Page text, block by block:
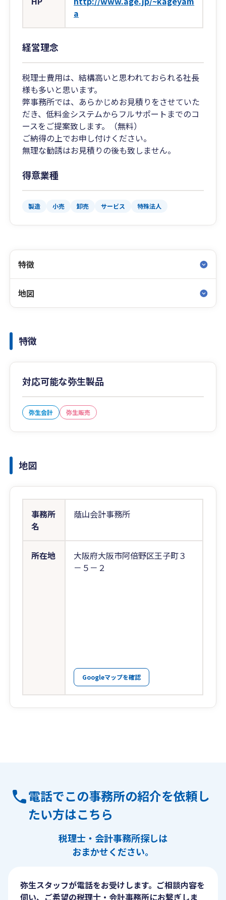
a
経営理念
税理士費用は、結構高いと思われておられる社長
様も多いと思います。
弊事務所では、あらかじめお見積りをさせていた
だき、低料金システムからフルサポートまでのコ
ースをご提案致します。（無料）
ご納得の上でお申し付けください。
無理な勧誘はお見積りの後も致しません。
得意業種
製造 小売 卸売 サービス 特殊法人
特徴
地図
特徴
対応可能な弥生製品
弥生会計 弥生販売
地図
事務所
名
蔭山会計事務所
所在地
大阪府大阪市阿倍野区王子町３
－５－２
Googleマップを確認
電話でこの事務所の紹介を依頼し
たい方はこちら
税理士・会計事務所探しは
おまかせください。
弥生スタッフが電話をお受けします。ご相談内容を
伺い、ご希望の税理士・会計事務所にお繋ぎしま